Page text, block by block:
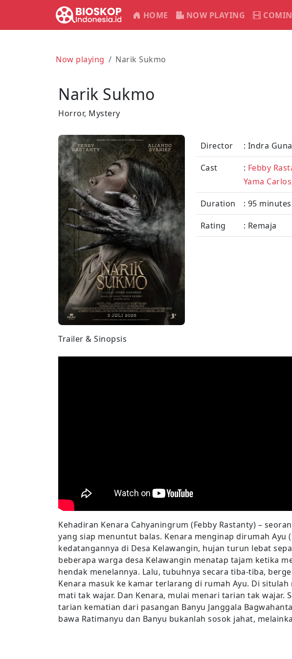
HOME NOW PLAYING
Now playing Narik Sukmo
Narik Sukmo
Horror, Mystery
Director : Indra
Cast : Febby
Yama Carlos
Duration : 95 minutes
Rating : Remaja
Trailer & Sinopsis
Kehadiran Kenara Cahyaningrum (Febby Rastanty) –
yang siap menuntut balas. Kenara menginap dirumah Ayu
kedatangannya di Desa Kelawangin, hujan turun lebat
beberapa warga desa Kelawangin menatap tajam ketika
hendak menelannya. Lalu, tubuhnya secara tiba-tiba,
Kenara masuk ke kamar terlarang di rumah Ayu. Di
mati tak wajar. Dan Kenara, mulai menari tarian tak wajar.
tarian kematian dari pasangan Banyu Janggala
bawa Ratimanyu dan Banyu bukanlah sosok jahat,